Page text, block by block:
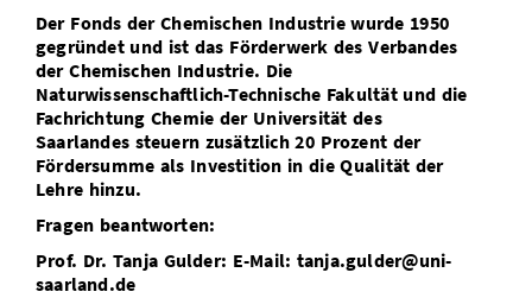
Der Fonds der Chemischen Industrie wurde 1950
gegründet und ist das Förderwerk des Verbandes
der Chemischen Industrie. Die
Naturwissenschaftlich-Technische Fakultät und die
Fachrichtung Chemie der Universität des
Saarlandes steuern zusätzlich 20 Prozent der
Fördersumme als Investition in die Qualität der
Lehre hinzu.
Fragen beantworten:
Prof. Dr. Tanja Gulder: E-Mail: tanja.gulder@uni-
saarland.de